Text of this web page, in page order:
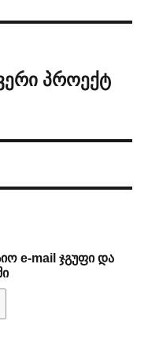
პროექტ
e-mail ჯგუფი და